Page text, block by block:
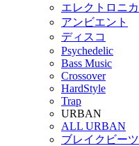
エレクトロニカ
アンビエント
ディスコ
Psychedelic
Bass Music
Crossover
HardStyle
Trap
URBAN
ALL URBAN
ブレイクビーツ